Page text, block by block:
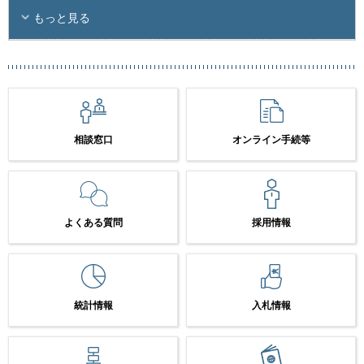
もっと見る
相談窓口 オンライン手続等
よくある質問 採用情報
統計情報 入札情報